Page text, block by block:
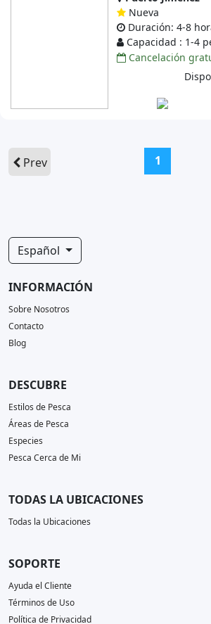
Nueva
Duración: 4-8
Capacidad : 1-4
Cancelación
Prev 1
Español
INFORMACIÓN
Sobre Nosotros
Contacto
Blog
DESCUBRE
Estilos de Pesca
Áreas de Pesca
Especies
Pesca Cerca de Mi
TODAS LA UBICACIONES
Todas la Ubicaciones
SOPORTE
Ayuda el Cliente
Términos de Uso
Política de Privacidad